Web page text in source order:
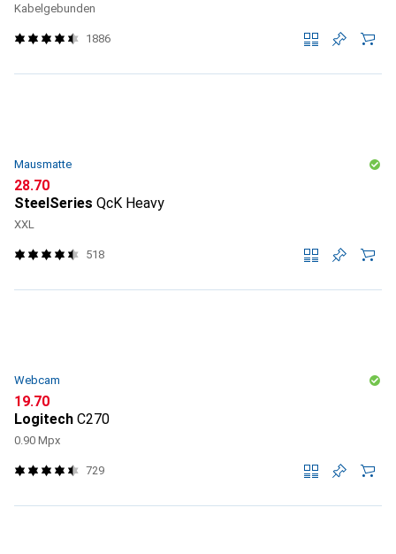
Kabelgebunden
1886
Mausmatte
CHF
28.70
SteelSeries QcK Heavy
XXL
518
Webcam
CHF
19.70
Logitech C270
0.90 Mpx
729